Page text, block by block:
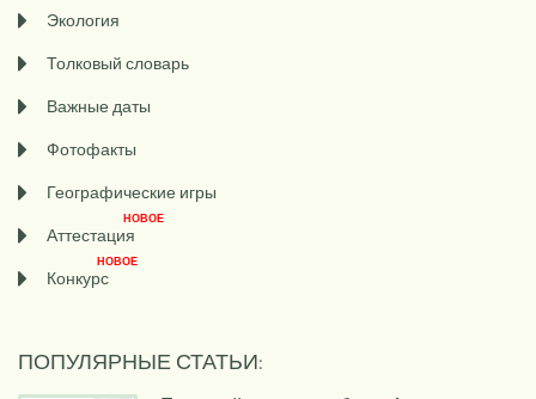
Экология
Толковый словарь
Важные даты
Фотофакты
Географические игры
Аттестация
НОВОЕ
Конкурс
НОВОЕ
ПОПУЛЯРНЫЕ СТАТЬИ: